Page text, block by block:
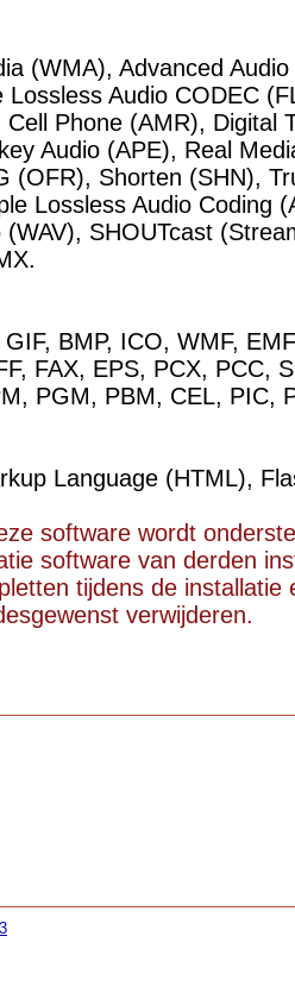
(WMA), Advanced
Audio CODEC
Cell Phone (AMR), Digital
Audio (APE), Real
(OFR), Shorten (SHN),
Lossless Audio Coding
SHOUTcast
BMP, ICO, WMF,
FAX, EPS, PCX, PCC,
PGM, PBM, CEL, PIC,
Language (HTML),
software wordt
software van derden
tijdens de installatie
verwijderen.